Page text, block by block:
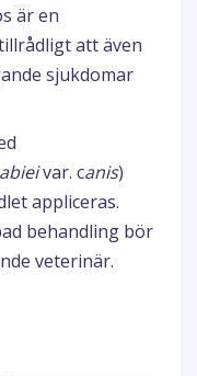
är en
att även
sjukdomar
var. canis)
appliceras.
behandling bör
veterinär.